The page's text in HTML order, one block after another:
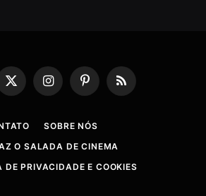
X
InstagramPinterestRSS
SOBRE NÓS
O SALADA DE CINEMA
DE PRIVACIDADE E COOKIES